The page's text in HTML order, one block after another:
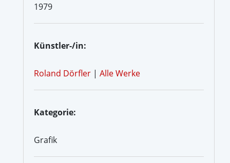
1979
Künstler-/in:
Roland Dörfler | Alle Werke
Kategorie:
Grafik